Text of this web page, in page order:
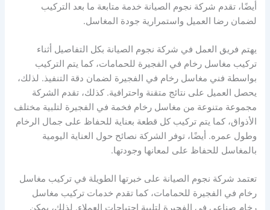
أيضًا، تقدم شركة نجوم الصيانة خدمة متابعة ما بعد التركيب
لضمان رضا العميل واستمرارية جودة المغاسل.
يهتم فريق العمل في شركة نجوم الصيانة بكل التفاصيل أثناء
تركيب مغاسل رخام في الفجيرة للحمامات، كما يتم التركيب
بواسطة فني مغاسل رخام في الفجيرة لضمان دقة التنفيذ. لذلك،
يحصل العميل على نتائج متقنة واحترافية. كذلك، تقدم الشركة
مجموعة متنوعة من مغاسل رخام فخمة في الفجيرة لتلبية مختلف
الأذواق، كما يتم تركيب كل قطعة بعناية للحفاظ على جمال الرخام
وطول عمره. أيضًا، توفر الشركة نصائح حول العناية اليومية
بالمغاسل للحفاظ على لمعانها وجودتها.
تعتمد شركة نجوم الصيانة على خبرتها الطويلة في تركيب مغاسل
رخام في الفجيرة للحمامات، كما تقدم خدمات تركيب مغاسل
رخام صناعي في الفجيرة لتلبية احتياجات العملاء. لذلك، يمكن